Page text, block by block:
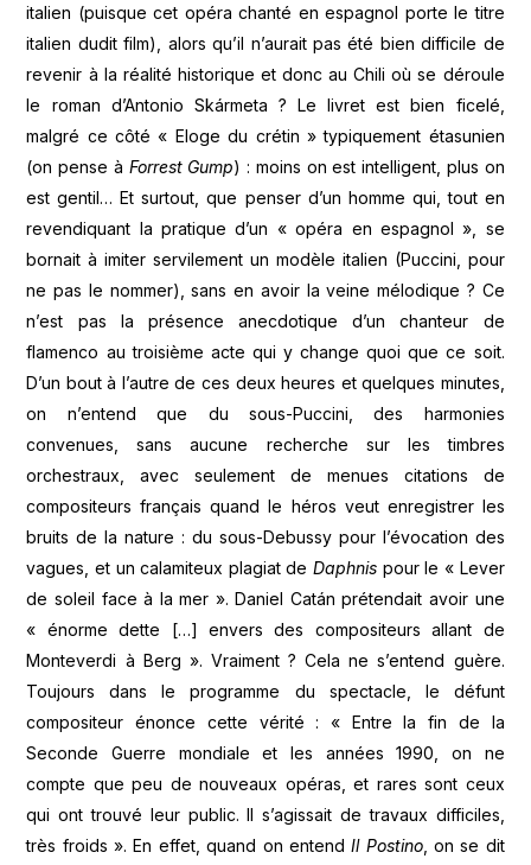
italien (puisque cet opéra chanté en espagnol porte le titre
italien dudit film), alors qu’il n’aurait pas été bien difficile de
revenir à la réalité historique et donc au Chili où se déroule
le roman d’Antonio Skármeta ? Le livret est bien ficelé,
malgré ce côté « Eloge du crétin » typiquement étasunien
(on pense à Forrest Gump) : moins on est intelligent, plus on
est gentil… Et surtout, que penser d’un homme qui, tout en
revendiquant la pratique d’un « opéra en espagnol », se
bornait à imiter servilement un modèle italien (Puccini, pour
ne pas le nommer), sans en avoir la veine mélodique ? Ce
n’est pas la présence anecdotique d’un chanteur de
flamenco au troisième acte qui y change quoi que ce soit.
D’un bout à l’autre de ces deux heures et quelques minutes,
on n’entend que du sous-Puccini, des harmonies
convenues, sans aucune recherche sur les timbres
orchestraux, avec seulement de menues citations de
compositeurs français quand le héros veut enregistrer les
bruits de la nature : du sous-Debussy pour l’évocation des
vagues, et un calamiteux plagiat deDaphnis pour le « Lever
de soleil face à la mer ». Daniel Catán prétendait avoir une
« énorme dette […] envers des compositeurs allant de
Monteverdi à Berg ». Vraiment ? Cela ne s’entend guère.
Toujours dans le programme du spectacle, le défunt
compositeur énonce cette vérité : « Entre la fin de la
Seconde Guerre mondiale et les années 1990, on ne
compte que peu de nouveaux opéras, et rares sont ceux
qui ont trouvé leur public. Il s’agissait de travaux difficiles,
très froids ». En effet, quand on entendIl Postino, on se dit